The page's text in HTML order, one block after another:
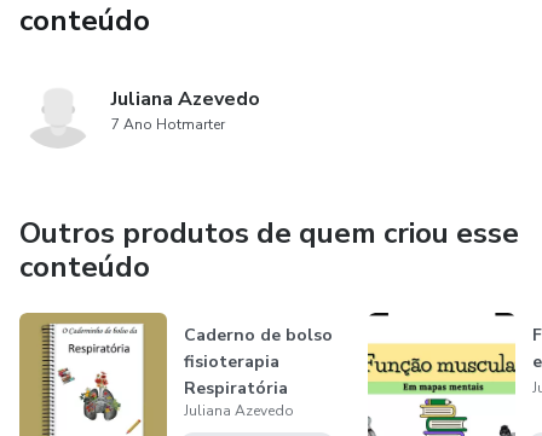
conteúdo
Juliana Azevedo
7 Ano Hotmarter
Outros produtos de quem criou esse
conteúdo
Caderno de bolso
fisioterapia
Respiratória
Juliana Azevedo